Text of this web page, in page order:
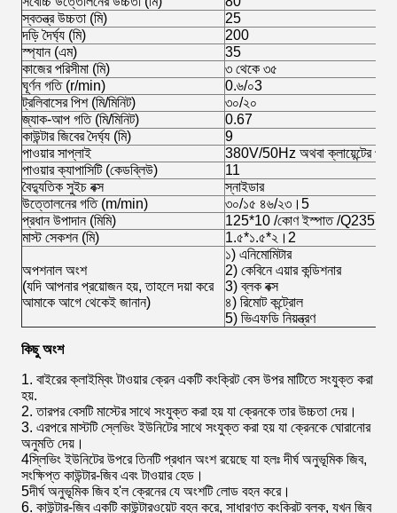
স্বতন্ত্র উচ্চতা (মি)
25
দড়ি দৈর্ঘ্য (মি)
200
স্প্যান (এম)
35
কাজের পরিসীমা (মি)
৩ থেকে ৩৫
ঘূর্ণন গতি (r/min)
0.৬/০3
ট্রলিবাসের পিশ (মি/মিনিট)
৩০/২০
জ্যাক-আপ গতি (মি/মিনিট)
0.67
কাউন্টার জিবের দৈর্ঘ্য (মি)
9
পাওয়ার সাপ্লাই
380V/50Hz অথবা ক্লায়েন্টের
পাওয়ার ক্যাপাসিটি (কেডব্লিউ)
11
বৈদ্যুতিক সুইচ বক্স
স্নাইডার
উত্তোলনের গতি (m/min)
৩০/১৫ ৪৬/২৩।5
প্রধান উপাদান (মিমি)
125*10 /কোণ ইস্পাত /Q235B
মাস্ট সেকশন (মি)
1.৫*১.৫*২।2
অপশনাল অংশ
(যদি আপনার প্রয়োজন হয়, তাহলে দয়া করে
আমাকে আগে থেকেই জানান)
১) এনিমোমিটার
2) কেবিনে এয়ার কন্ডিশনার
3) ব্লক বক্স
৪) রিমোট কন্ট্রোল
5) ভিএফডি নিয়ন্ত্রণ
কিছু অংশ
1. বাইরের ক্লাইম্বিং টাওয়ার ক্রেন একটি কংক্রিট বেস উপর মাটিতে সংযুক্ত করা
হয়.
2. তারপর বেসটি মাস্টের সাথে সংযুক্ত করা হয় যা ক্রেনকে তার উচ্চতা দেয়।
3. এরপরে মাস্টটি স্লেভিং ইউনিটের সাথে সংযুক্ত করা হয় যা ক্রেনকে ঘোরানোর
অনুমতি দেয়।
4স্লিভিং ইউনিটের উপরে তিনটি প্রধান অংশ রয়েছে যা হলঃ দীর্ঘ অনুভূমিক জিব,
সংক্ষিপ্ত কাউন্টার-জিব এবং টাওয়ার হেড।
5দীর্ঘ অনুভূমিক জিব হ'ল ক্রেনের যে অংশটি লোড বহন করে।
6. কাউন্টার-জিব একটি কাউন্টারওয়েট বহন করে, সাধারণত কংক্রিট ব্লক, যখন জিব